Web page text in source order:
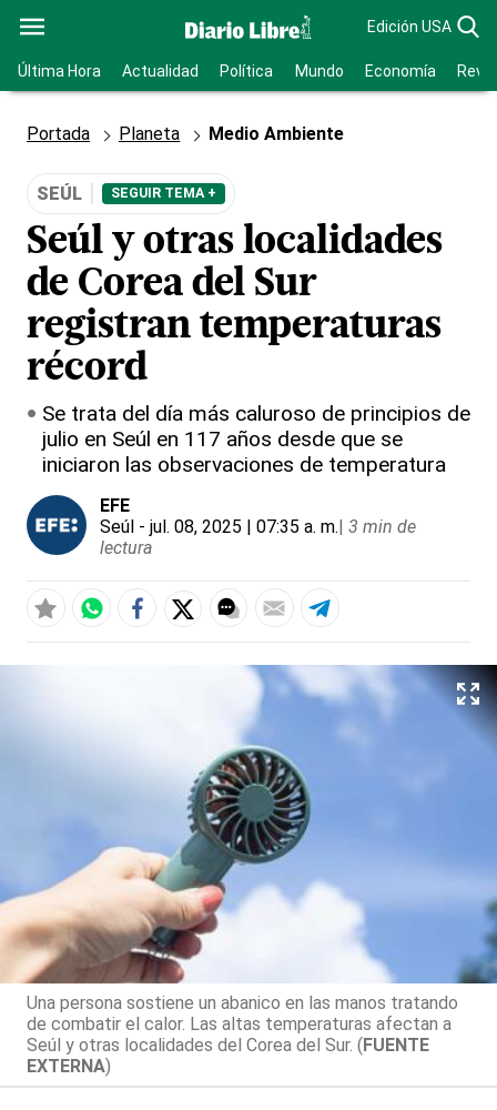
Edición USA
Última Hora Actualidad Política Mundo Economía
Portada Planeta Medio Ambiente
SEÚL SEGUIR TEMA +
Seúl y otras localidades
de Corea del Sur
registran temperaturas
récord
Se trata del día más caluroso de principios de
julio en Seúl en 117 años desde que se
iniciaron las observaciones de temperatura
EFE
Seúl - jul. 08, 2025 | 07:35 a. m.| 3 min de
lectura
Una persona sostiene un abanico en las manos tratando
de combatir el calor. Las altas temperaturas afectan a
Seúl y otras localidades del Corea del Sur. (FUENTE
EXTERNA)